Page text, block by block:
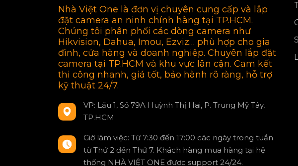
Nhà Việt One là đơn vị chuyên cung cấp và lắp
đặt camera an ninh chính hãng tại TP.HCM.
Chúng tôi phân phối các dòng camera như
Hikvision, Dahua, Imou, Ezviz… phù hợp cho gia
đình, cửa hàng và doanh nghiệp. Chuyên lắp đặt
camera tại TP.HCM và khu vực lân cận. Cam kết
thi công nhanh, giá tốt, bảo hành rõ ràng, hỗ trợ
kỹ thuật 24/7.
VP: Lầu 1, Số 79A Huỳnh Thị Hai, P. Trung Mỹ Tây,
TP.HCM
Giờ làm việc: Từ 7:30 đến 17:00 các ngày trong tuần
từ Thứ 2 đến Thứ 7. Khách hàng mua hàng tại hệ
thống NHÀ VIỆT ONE được support 24/24.